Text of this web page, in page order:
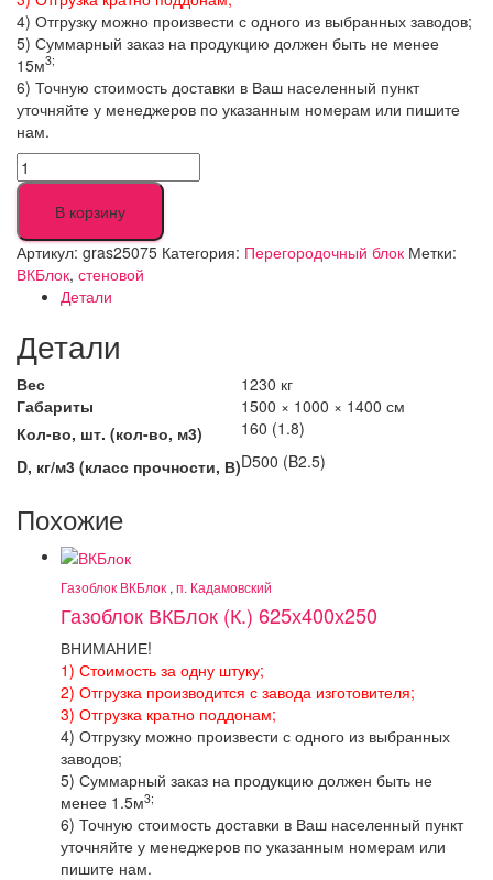
4) Отгрузку можно произвести с одного из выбранных заводов;
5) Суммарный заказ на продукцию должен быть не менее
15м3;
6) Точную стоимость доставки в Ваш населенный пункт
уточняйте у менеджеров по указанным номерам или пишите
нам.
Количество
товара
Газоблок
ГРАС
600х250х75
В корзину
Артикул: gras25075 Категория: Перегородочный блок Метки:
ВКБлок, стеновой
Детали
Детали
Вес
1230 кг
Габариты
1500 × 1000 × 1400 см
Кол-во, шт. (кол-во, м3)
160 (1.8)
D, кг/м3 (класс прочности, В)D500 (B2.5)
Похожие
Газоблок ВКБлок , п. Кадамовский
Газоблок ВКБлок (К.) 625х400х250
ВНИМАНИЕ!
1) Стоимость за одну штуку;
2) Отгрузка производится с завода изготовителя;
3) Отгрузка кратно поддонам;
4) Отгрузку можно произвести с одного из выбранных
заводов;
5) Суммарный заказ на продукцию должен быть не
менее 1.5м3;
6) Точную стоимость доставки в Ваш населенный пункт
уточняйте у менеджеров по указанным номерам или
пишите нам.